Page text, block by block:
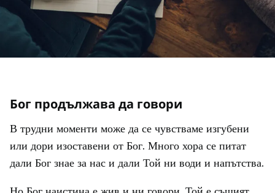
Бог продължава да говори
В трудни моменти може да се чувстваме изгубени
или дори изоставени от Бог. Много хора се питат
дали Бог знае за нас и дали Той ни води и напътства.